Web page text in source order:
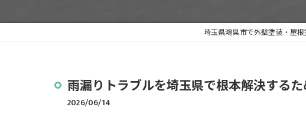
埼玉県鴻巣市で外壁塗装・屋
雨漏りトラブルを埼玉県で根本解決する
2026/06/14